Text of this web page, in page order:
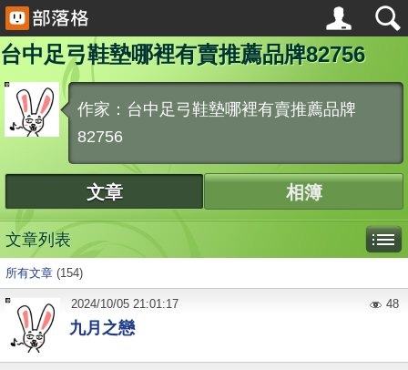
台中足弓鞋墊哪裡有賣推薦品牌82756
作家：台中足弓鞋墊哪裡有賣推薦品牌
82756
文章 相簿
文章列表
所有文章 (154)
九月之戀
2024/10/05 21:01:17 48